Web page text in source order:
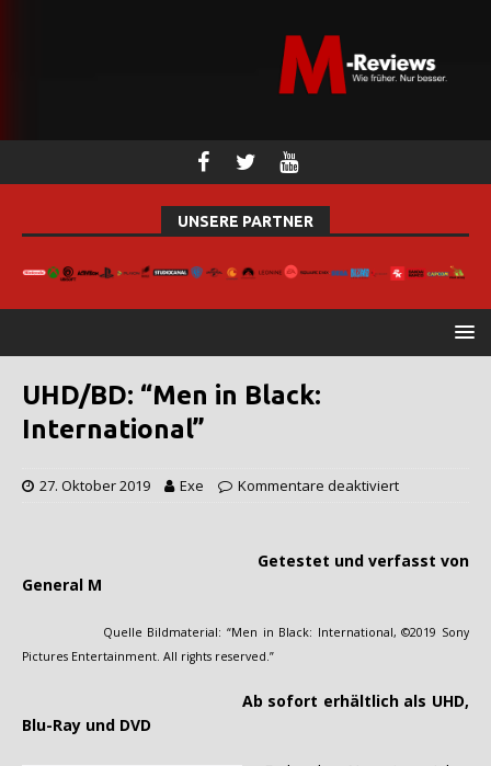
UNSERE PARTNER
UHD/BD: “Men in Black:
International”
27. Oktober 2019 Exe Kommentare deaktiviert
Getestet und verfasst von
General M
Quelle Bildmaterial: “Men in Black: International, ©2019 Sony
Pictures Entertainment. All rights reserved.”
Ab sofort erhältlich als UHD,
Blu-Ray und DVD